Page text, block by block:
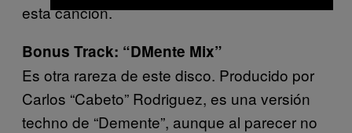
esta canción.
Bonus Track: “DMente Mix”
Es otra rareza de este disco. Producido por
Carlos “Cabeto” Rodriguez, es una versión
techno de “Demente”, aunque al parecer no